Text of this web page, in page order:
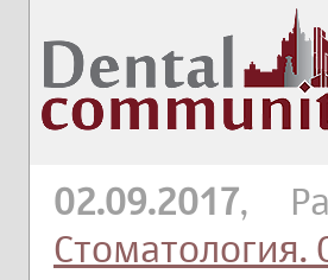
02.09.2017,
Стоматология.